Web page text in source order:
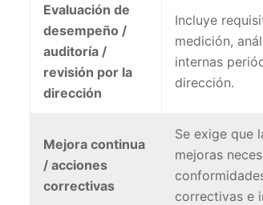
Evaluación de
desempeño /
auditoría /
revisión por la
dirección
Incluye
medición,
internas
dirección.
Mejora continua
/ acciones
correctivas
Se exige que
mejoras
correctivas e